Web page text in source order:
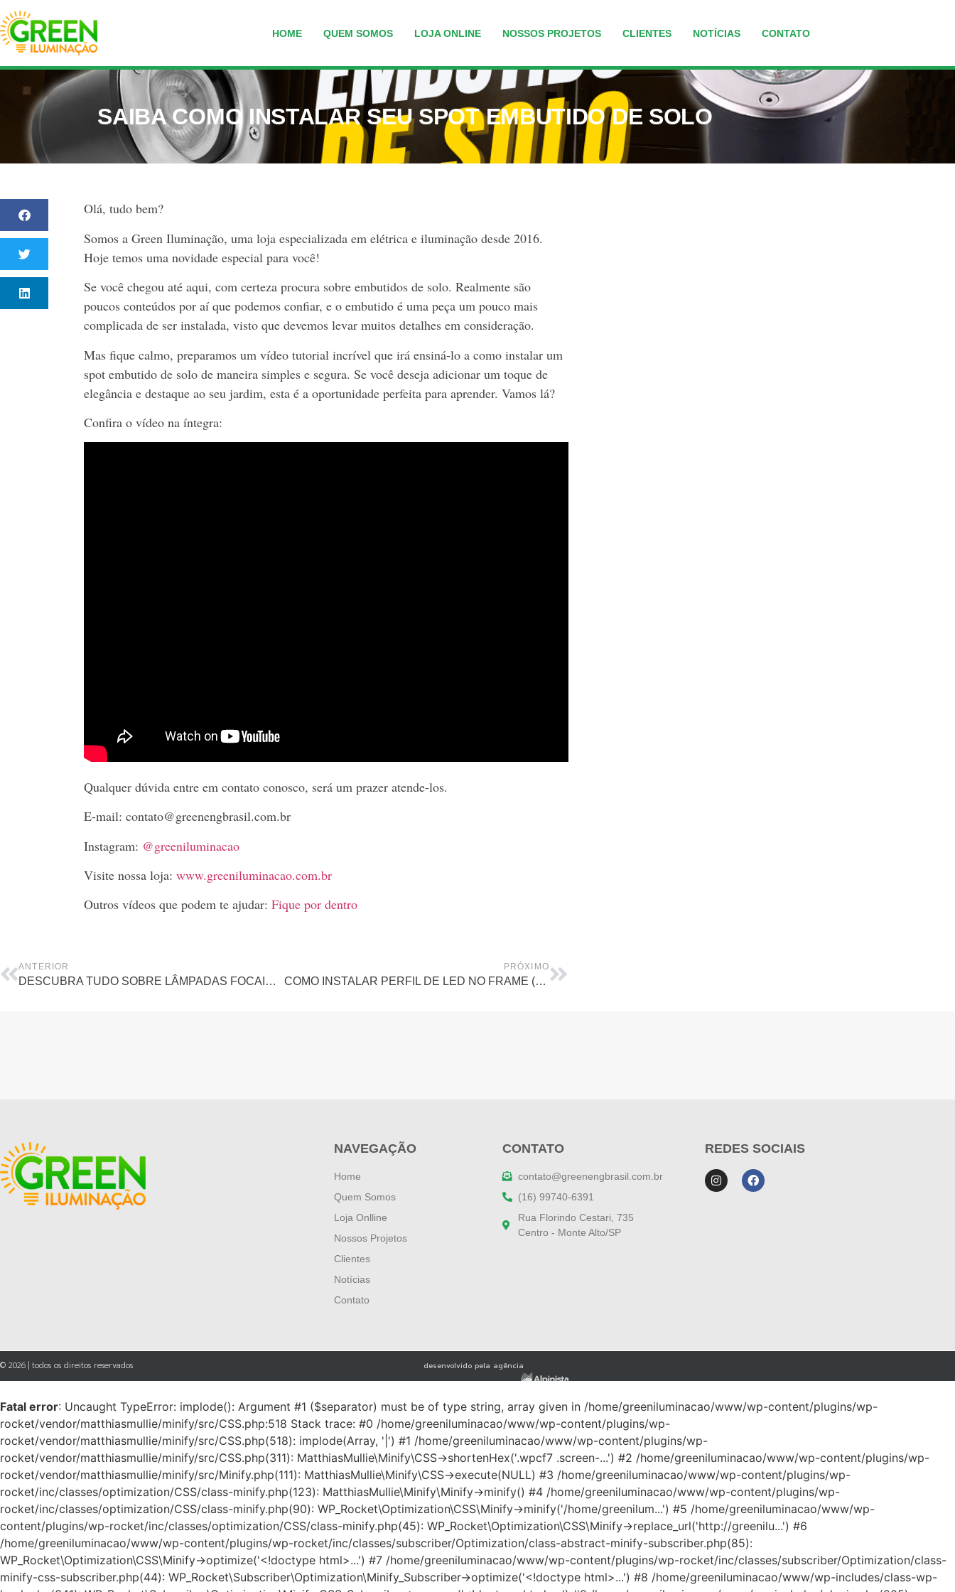
HOME QUEM SOMOS LOJA ONLINE NOSSOS PROJETOS CLIENTES NOTÍCIAS CONTATO
SAIBA COMO INSTALAR SEU SPOT EMBUTIDO DE SOLO
Olá, tudo bem?
Somos a Green Iluminação, uma loja especializada em elétrica e iluminação desde 2016.
Hoje temos uma novidade especial para você!
Se você chegou até aqui, com certeza procura sobre embutidos de solo. Realmente são
poucos conteúdos por aí que podemos confiar, e o embutido é uma peça um pouco mais
complicada de ser instalada, visto que devemos levar muitos detalhes em consideração.
Mas fique calmo, preparamos um vídeo tutorial incrível que irá ensiná-lo a como instalar um
spot embutido de solo de maneira simples e segura. Se você deseja adicionar um toque de
elegância e destaque ao seu jardim, esta é a oportunidade perfeita para aprender. Vamos lá?
Confira o vídeo na íntegra:
Qualquer dúvida entre em contato conosco, será um prazer atende-los.
E-mail: contato@greenengbrasil.com.br
Instagram: @greeniluminacao
Visite nossa loja: www.greeniluminacao.com.br
Outros vídeos que podem te ajudar: Fique por dentro
ANTERIOR
DESCUBRA TUDO SOBRE LÂMPADAS FOCAIS (MR, PAR E AR)
PRÓXIMO
COMO INSTALAR PERFIL DE LED NO FRAME (SEM BORDA)
NAVEGAÇÃO
Home
Quem Somos
Loja Onlline
Nossos Projetos
Clientes
Notícias
Contato
CONTATO
contato@greenengbrasil.com.br
(16) 99740-6391
Rua Florindo Cestari, 735
Centro - Monte Alto/SP
REDES SOCIAIS
© 2026 | todos os direitos reservados desenvolvido pela agência
Fatal error: Uncaught TypeError: implode(): Argument #1 ($separator) must be of type string, array given in /home/greeniluminacao/www/wp-content/plugins/wp-
rocket/vendor/matthiasmullie/minify/src/CSS.php:518 Stack trace: #0 /home/greeniluminacao/www/wp-content/plugins/wp-
rocket/vendor/matthiasmullie/minify/src/CSS.php(518): implode(Array, '|') #1 /home/greeniluminacao/www/wp-content/plugins/wp-
rocket/vendor/matthiasmullie/minify/src/CSS.php(311): MatthiasMullie\Minify\CSS->shortenHex('.wpcf7 .screen-...') #2 /home/greeniluminacao/www/wp-content/plugins/wp-
rocket/vendor/matthiasmullie/minify/src/Minify.php(111): MatthiasMullie\Minify\CSS->execute(NULL) #3 /home/greeniluminacao/www/wp-content/plugins/wp-
rocket/inc/classes/optimization/CSS/class-minify.php(123): MatthiasMullie\Minify\Minify->minify() #4 /home/greeniluminacao/www/wp-content/plugins/wp-
rocket/inc/classes/optimization/CSS/class-minify.php(90): WP_Rocket\Optimization\CSS\Minify->minify('/home/greenilum...') #5 /home/greeniluminacao/www/wp-
content/plugins/wp-rocket/inc/classes/optimization/CSS/class-minify.php(45): WP_Rocket\Optimization\CSS\Minify->replace_url('http://greenilu...') #6
/home/greeniluminacao/www/wp-content/plugins/wp-rocket/inc/classes/subscriber/Optimization/class-abstract-minify-subscriber.php(85):
WP_Rocket\Optimization\CSS\Minify->optimize('<!doctype html>...') #7 /home/greeniluminacao/www/wp-content/plugins/wp-rocket/inc/classes/subscriber/Optimization/class-
minify-css-subscriber.php(44): WP_Rocket\Subscriber\Optimization\Minify_Subscriber->optimize('<!doctype html>...') #8 /home/greeniluminacao/www/wp-includes/class-wp-